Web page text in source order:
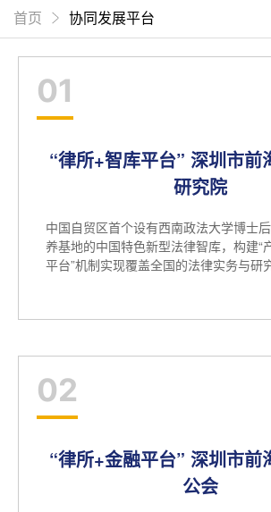
首页 协同发展平台
01
“律所+智库平台” 深圳市前
研究院
中国自贸区首个设有西南政法大学博士
养基地的中国特色新型法律智库，构建“
平台”机制实现覆盖全国的法律实务与研
02
“律所+金融平台” 深圳市前
公会